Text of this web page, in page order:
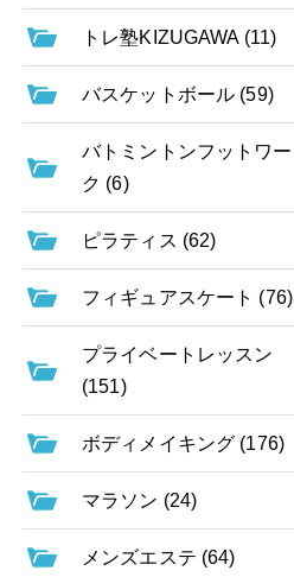
トレ塾KIZUGAWA (11)
バスケットボール (59)
バトミントンフットワー
ク (6)
ピラティス (62)
フィギュアスケート (76)
プライベートレッスン
(151)
ボディメイキング (176)
マラソン (24)
メンズエステ (64)